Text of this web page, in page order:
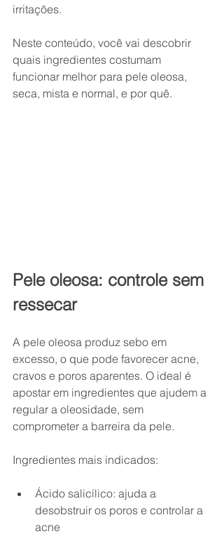
irritações.
Neste conteúdo, você vai descobrir
quais ingredientes costumam
funcionar melhor para pele oleosa,
seca, mista e normal, e por quê.
Pele oleosa: controle sem
ressecar
A pele oleosa produz sebo em
excesso, o que pode favorecer acne,
cravos e poros aparentes. O ideal é
apostar em ingredientes que ajudem a
regular a oleosidade, sem
comprometer a barreira da pele.
Ingredientes mais indicados:
Ácido salicílico: ajuda a
desobstruir os poros e controlar a
acne